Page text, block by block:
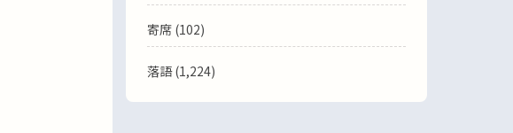
寄席 (102)
落語(1,224)